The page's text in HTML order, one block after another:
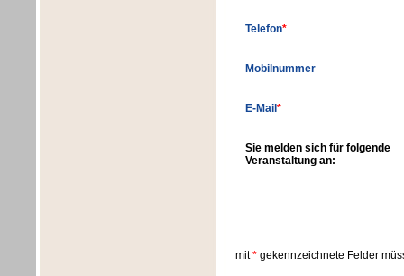
Telefon*
Mobilnummer
E-Mail *
Sie melden sich für folgende
Veranstaltung an:
mit* gekennzeichnete Felder